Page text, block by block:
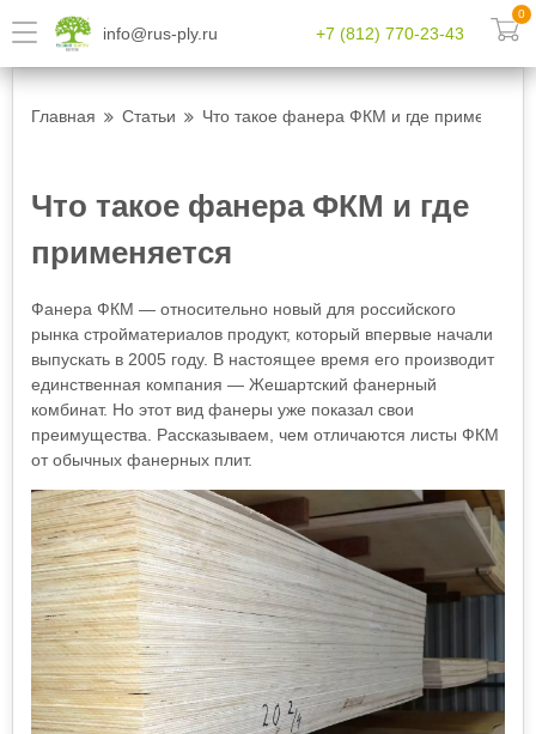
info@rus-ply.ru +7 (812) 770-23-43
0
Главная Статьи Что такое фанера ФКМ и где
Что такое фанера ФКМ и где
применяется
Фанера ФКМ — относительно новый для российского
рынка стройматериалов продукт, который впервые начали
выпускать в 2005 году. В настоящее время его производит
единственная компания — Жешартский фанерный
комбинат. Но этот вид фанеры уже показал свои
преимущества. Рассказываем, чем отличаются листы ФКМ
от обычных фанерных плит.